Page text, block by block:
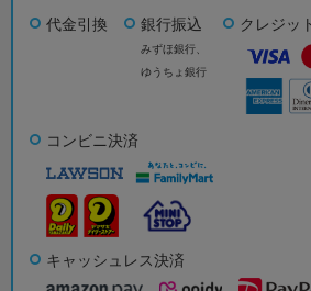
代金引換 銀行振込
みずほ銀行、
ゆうちょ銀行
クレジッ
コンビニ決済
キャッシュレス決済